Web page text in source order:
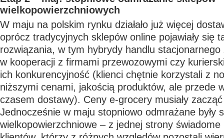
wielkopowierzchniowych
W maju na polskim rynku działało już więcej
oprócz tradycyjnych sklepów online pojawiały się
rozwiązania, w tym hybrydy handlu
w kooperacji z firmami przewozowymi czy
ich konkurencyjność (klienci chętnie korzystali z
niższymi cenami, jakością produktów, ale przede
czasem dostawy). Ceny e-grocery musiały
Jednocześnie w maju stopniowo odmrażane były
wielkopowierzchniowe – z jednej strony